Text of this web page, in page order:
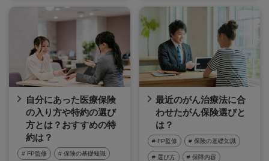
自分にあった医療保険
の入り方や特約の選び
方とは？おすすめの特
約は？
# FP監修 # 保険の基礎知識
最近のがん治療法に合
わせたがん保険選びと
は？
# FP監修 # 保険の基礎知識
# 選び方 # 保障内容